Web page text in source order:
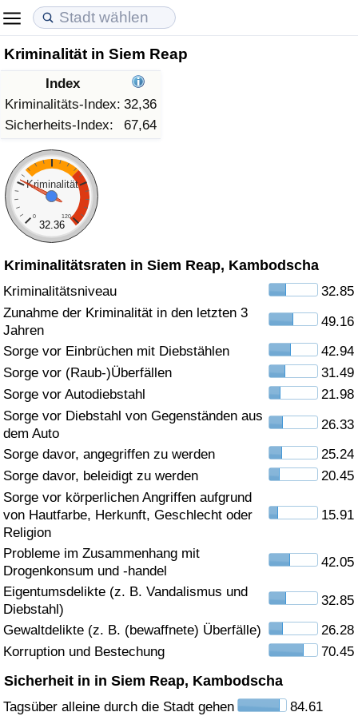
Kriminalität in Siem Reap
Index
Kriminalitäts-Index: 32,36
Sicherheits-Index:
67,64
Kriminalität
0 120
32.36
Kriminalitätsraten in Siem Reap, Kambodscha
Kriminalitätsniveau
32.85
Zunahme der Kriminalität in den letzten 3
Jahren
49.16
Sorge vor Einbrüchen mit Diebstählen
42.94
Sorge vor (Raub-)Überfällen
31.49
Sorge vor Autodiebstahl
21.98
Sorge vor Diebstahl von Gegenständen aus
dem Auto
26.33
Sorge davor, angegriffen zu werden
25.24
Sorge davor, beleidigt zu werden
20.45
Sorge vor körperlichen Angriffen aufgrund
von Hautfarbe, Herkunft, Geschlecht oder
Religion
15.91
Probleme im Zusammenhang mit
Drogenkonsum und -handel
42.05
Eigentumsdelikte (z. B. Vandalismus und
Diebstahl)
32.85
Gewaltdelikte (z. B. (bewaffnete) Überfälle)
26.28
Korruption und Bestechung
70.45
Sicherheit in in Siem Reap, Kambodscha
Tagsüber alleine durch die Stadt gehen 84.61
Lebenshaltungskosten
Lebenshaltungskosten-Index (aktuell)
Lebenshaltungskosten-Index
Lebenshaltungskosten-Index nach Land
in Akaba
Immobilienpreise
Immobilienpreis-Index (aktuell)
Immobilienpreis-Index
Immobilienpreis-Index nach Land
Lebensqualität
Lebensqualität-Index
Lebensqualität-Index (aktuell)
Lebensqualitätsindex nach Land
Kriminalität
Kriminalitäts-Index (aktuell)
Kriminalitäts-Index
Kriminalitätsindex nach Land
Gesundheitsversorgung
Gesundheitsversorgungs-Index (aktuell)
Gesundheitsversorgungs-Index
Gesundheitsversorgungs-Index nach Land
Umweltverschmutzung
Umweltverschmutzungs-Index (aktuell)
Verschmutzungsindex
Umweltverschmutzungs-Index nach Land
Verkehr